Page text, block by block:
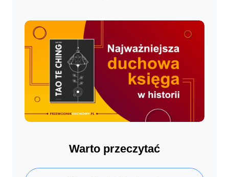
Warto przeczytać